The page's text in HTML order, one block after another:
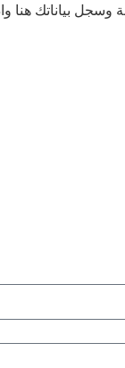
وسجل بياناتك